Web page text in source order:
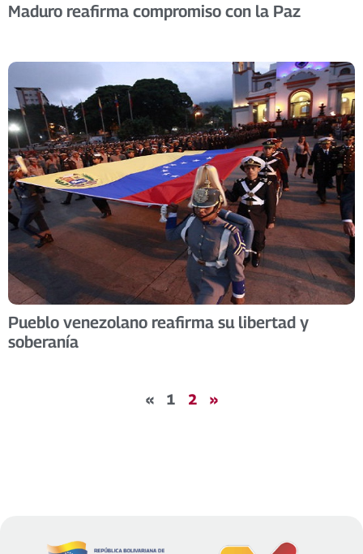
Maduro reafirma compromiso con la Paz
Pueblo venezolano reafirma su libertad y
soberanía
« 1 2 »